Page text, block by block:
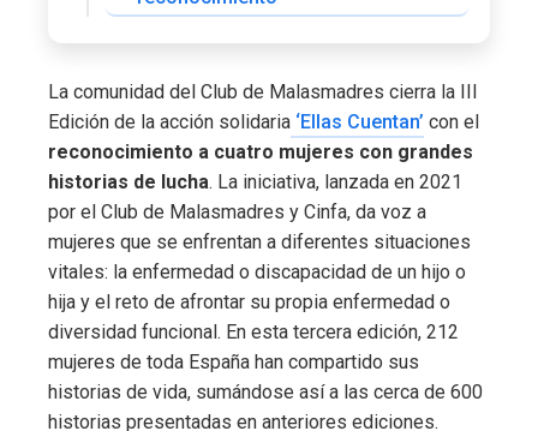
La comunidad del Club de Malasmadres cierra la III
Edición de la acción solidaria ‘Ellas Cuentan’ con el
reconocimiento a cuatro mujeres con grandes
historias de lucha. La iniciativa, lanzada en 2021
por el Club de Malasmadres y Cinfa, da voz a
mujeres que se enfrentan a diferentes situaciones
vitales: la enfermedad o discapacidad de un hijo o
hija y el reto de afrontar su propia enfermedad o
diversidad funcional. En esta tercera edición, 212
mujeres de toda España han compartido sus
historias de vida, sumándose así a las cerca de 600
historias presentadas en anteriores ediciones.